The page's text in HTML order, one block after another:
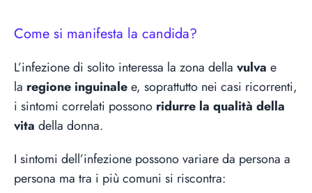
Come si manifesta la candida?
L’infezione di solito interessa la zona della vulva e
la regione inguinalee, soprattutto nei casi ricorrenti,
i sintomi correlati possono ridurre la qualità della
vita della donna.
I sintomi dell’infezione possono variare da persona a
persona ma tra i più comuni si riscontra: